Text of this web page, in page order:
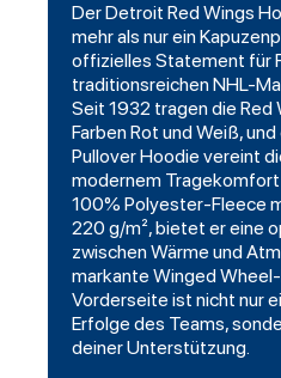
DerDetroit Red Wings
mehr als nur ein
offizielles Statement für
traditionsreichen NHL-
Seit 1932 tragen die Red
Farben Rot und Weiß,
Pullover Hoodie vereint
modernem Tragekomfort
100% Polyester-Fleece
220 g/m², bietet er eine
zwischen Wärme und
markante Winged
Vorderseite ist nicht nur
Erfolge des Teams,
deiner Unterstützung.